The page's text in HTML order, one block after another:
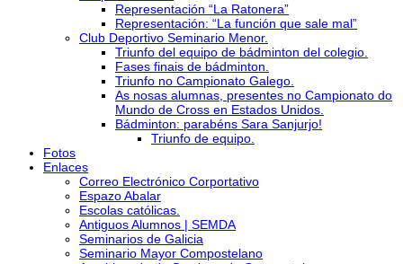
Representación “La Ratonera”
Representación: “La función que sale mal”
Club Deportivo Seminario Menor.
Triunfo del equipo de bádminton del colegio.
Fases finais de bádminton.
Triunfo no Campionato Galego.
As nosas alumnas, presentes no Campionato do
Mundo de Cross en Estados Unidos.
Bádminton: parabéns Sara Sanjurjo!
Triunfo de equipo.
Fotos
Enlaces
Correo Electrónico Corportativo
Espazo Abalar
Escolas católicas.
Antiguos Alumnos | SEMDA
Seminarios de Galicia
Seminario Mayor Compostelano